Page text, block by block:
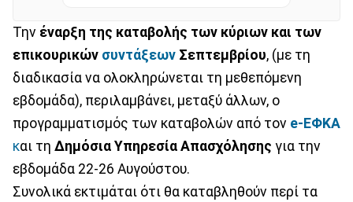
Την έναρξη της καταβολής των κύριων και των
επικουρικών συντάξεων Σεπτεμβρίου, (με τη
διαδικασία να ολοκληρώνεται τη μεθεπόμενη
εβδομάδα), περιλαμβάνει, μεταξύ άλλων, ο
προγραμματισμός των καταβολών από τον e-ΕΦΚΑ
και τη Δημόσια Υπηρεσία Απασχόλησης για την
εβδομάδα 22-26 Αυγούστου.
Συνολικά εκτιμάται ότι θα καταβληθούν περί τα